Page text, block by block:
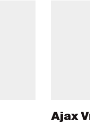
Ajax